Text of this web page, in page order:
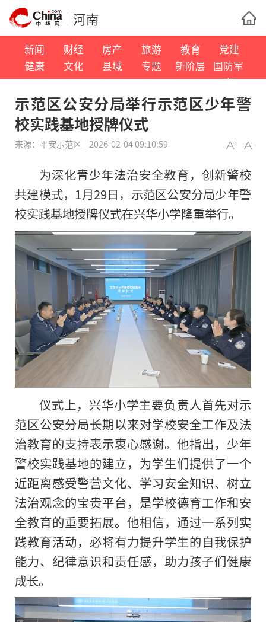
河南
新闻 财经 房产 旅游 教育
党建
健康
文化 县域 专题 新阶层
国防军
事
示范区公安分局举行示范区少年警
校实践基地授牌仪式
来源： 平安示范区 2026-02-04 09:10:59
为深化青少年法治安全教育，创新警校
共建模式，1月29日，示范区公安分局少年警
校实践基地授牌仪式在兴华小学隆重举行。
仪式上，兴华小学主要负责人首先对示
范区公安分局长期以来对学校安全工作及法
治教育的支持表示衷心感谢。他指出，少年
警校实践基地的建立，为学生们提供了一个
近距离感受警营文化、学习安全知识、树立
法治观念的宝贵平台，是学校德育工作和安
全教育的重要拓展。他相信，通过一系列实
践教育活动，必将有力提升学生的自我保护
能力、纪律意识和责任感，助力孩子们健康
成长。